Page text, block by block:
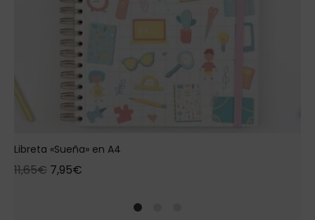
Libreta «Sueña» en A4
11,65€ 7,95€